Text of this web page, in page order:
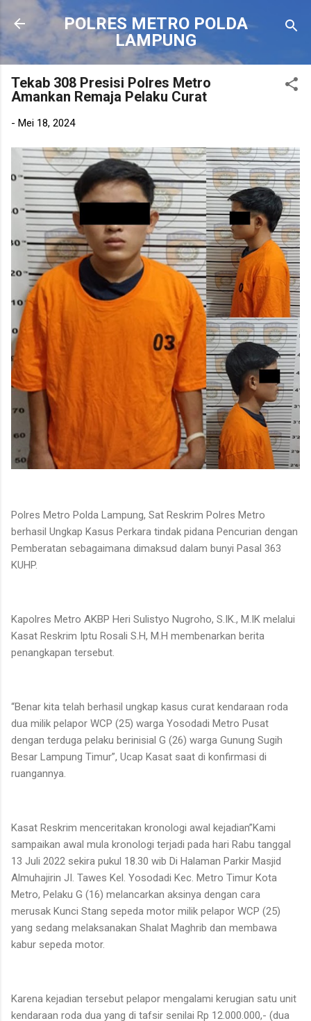
Langsung ke konten utama
POLRES METRO POLDA
LAMPUNG
Tekab 308 Presisi Polres Metro
Amankan Remaja Pelaku Curat
- Mei 18, 2024
Polres Metro Polda Lampung, Sat Reskrim Polres Metro
berhasil Ungkap Kasus Perkara tindak pidana Pencurian dengan
Pemberatan sebagaimana dimaksud dalam bunyi Pasal 363
KUHP.
Kapolres Metro AKBP Heri Sulistyo Nugroho, S.IK., M.IK melalui
Kasat Reskrim Iptu Rosali S.H, M.H membenarkan berita
penangkapan tersebut.
“Benar kita telah berhasil ungkap kasus curat kendaraan roda
dua milik pelapor WCP (25) warga Yosodadi Metro Pusat
dengan terduga pelaku berinisial G (26) warga Gunung Sugih
Besar Lampung Timur”, Ucap Kasat saat di konfirmasi di
ruangannya.
Kasat Reskrim menceritakan kronologi awal kejadian”Kami
sampaikan awal mula kronologi terjadi pada hari Rabu tanggal
13 Juli 2022 sekira pukul 18.30 wib Di Halaman Parkir Masjid
Almuhajirin JI. Tawes Kel. Yosodadi Kec. Metro Timur Kota
Metro, Pelaku G (16) melancarkan aksinya dengan cara
merusak Kunci Stang sepeda motor milik pelapor WCP (25)
yang sedang melaksanakan Shalat Maghrib dan membawa
kabur sepeda motor.
Karena kejadian tersebut pelapor mengalami kerugian satu unit
kendaraan roda dua yang di tafsir senilai Rp 12.000.000,- (dua